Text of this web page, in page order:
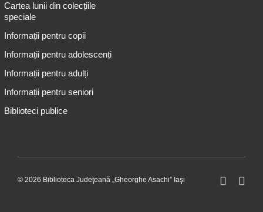
Cartea lunii din colecțiile
speciale
Informații pentru copii
Informații pentru adolescenți
Informații pentru adulți
Informații pentru seniori
Biblioteci publice
© 2026 Biblioteca Judeţeană „Gheorghe Asachi” Iaşi